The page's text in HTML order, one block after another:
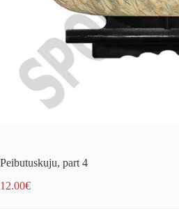
Peibutuskuju, part 4
12.00€